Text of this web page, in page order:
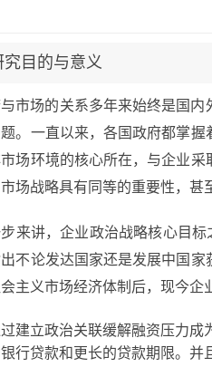
究目的与意义
市场的关系多年来始终是国
。一直以来，各国政府都掌
场环境的核心所在，与企业
场战略具有同等的重要性，甚
来讲，企业政治战略核心目
不论发达国家还是发展中国
主义市场经济体制后，现今企
建立政治关联缓解融资压力
行贷款和更长的贷款期限。